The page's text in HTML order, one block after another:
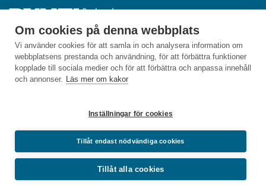
Om cookies på denna webbplats
Vi använder cookies för att samla in och analysera information om
webbplatsens prestanda och användning, för att förbättra funktioner
kopplade till sociala medier och för att förbättra och anpassa innehåll
och annonser. Läs mer om kakor
Inställningar för cookies
Tillåt endast nödvändiga cookies
Tillåt alla cookies